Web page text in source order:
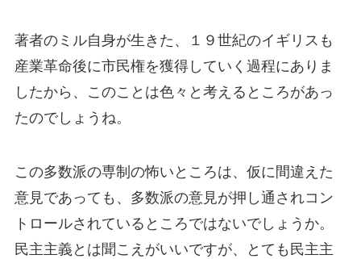
著者のミル自身が生きた、１９世紀のイギリスも
産業革命後に市民権を獲得していく過程にありま
したから、このことは色々と考えるところがあっ
たのでしょうね。
この多数派の専制の怖いところは、仮に間違えた
意見であっても、多数派の意見が押し通されコン
トロールされているところではないでしょうか。
民主主義とは聞こえがいいですが、とても民主主